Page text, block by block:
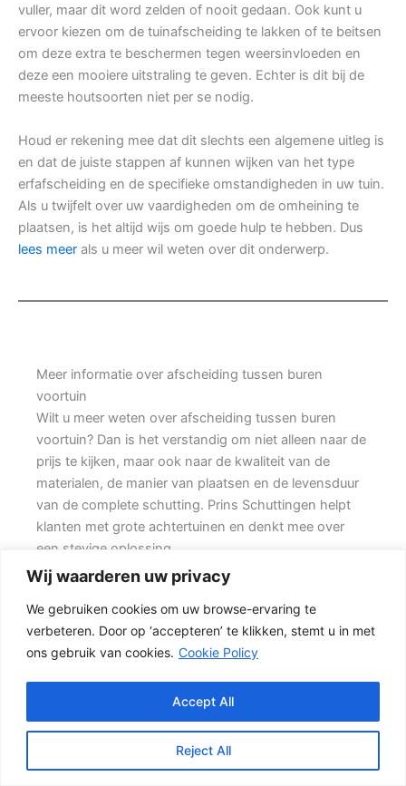
Wij waarderen uw privacy
We gebruiken cookies om uw browse-ervaring te
verbeteren. Door op ‘accepteren’ te klikken, stemt u in met
ons gebruik van cookies. Cookie Policy
Reject All
Accept All
vuller, maar dit word zelden of nooit gedaan. Ook kunt u
ervoor kiezen om de tuinafscheiding te lakken of te beitsen
om deze extra te beschermen tegen weersinvloeden en
deze een mooiere uitstraling te geven. Echter is dit bij de
meeste houtsoorten niet per se nodig.
Houd er rekening mee dat dit slechts een algemene uitleg is
en dat de juiste stappen af kunnen wijken van het type
erfafscheiding en de specifieke omstandigheden in uw tuin.
Als u twijfelt over uw vaardigheden om de omheining te
plaatsen, is het altijd wijs om goede hulp te hebben. Dus
lees meer als u meer wil weten over dit onderwerp.
Meer informatie over afscheiding tussen buren
voortuin
Wilt u meer weten over afscheiding tussen buren
voortuin? Dan is het verstandig om niet alleen naar de
prijs te kijken, maar ook naar de kwaliteit van de
materialen, de manier van plaatsen en de levensduur
van de complete schutting. Prins Schuttingen helpt
klanten met grote achtertuinen en denkt mee over
een stevige oplossing.
De juiste erfafscheiding begint met een goed plan.
Wilt u vooral privacy, dan is een dichte schutting
meestal de beste keuze. Ook de ondergrond, de
lengte van de schutting en de aanwezigheid van
poorten of hoeken hebben invloed op de beste
De juiste keuze voor uw tuin